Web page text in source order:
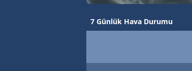
7 Günlük Hava Durumu